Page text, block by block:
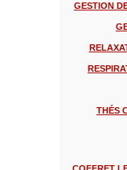
GESTION
THÉS